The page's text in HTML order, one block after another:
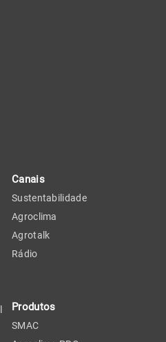
Canais
Sustentabilidade
Agroclima
Agrotalk
Rádio
Produtos
SMAC